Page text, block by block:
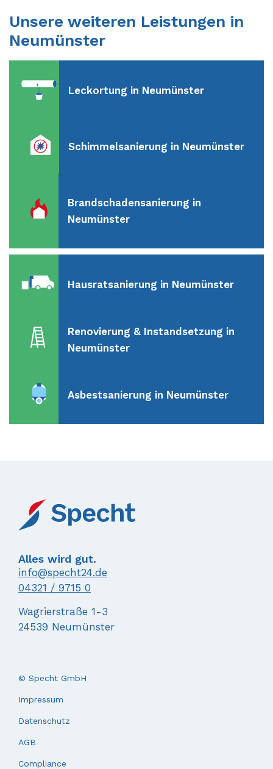
Unsere weiteren Leistungen in
Neumünster
Leckortung in Neumünster
Schimmelsanierung in Neumünster
Brandschadensanierung in
Neumünster
Hausratsanierung in Neumünster
Renovierung & Instandsetzung in
Neumünster
Asbestsanierung in Neumünster
Alles wird gut.
info@specht24.de
04321 / 9715 0
Wagrierstraße 1-3
24539 Neumünster
© Specht GmbH
Impressum
Datenschutz
AGB
Compliance